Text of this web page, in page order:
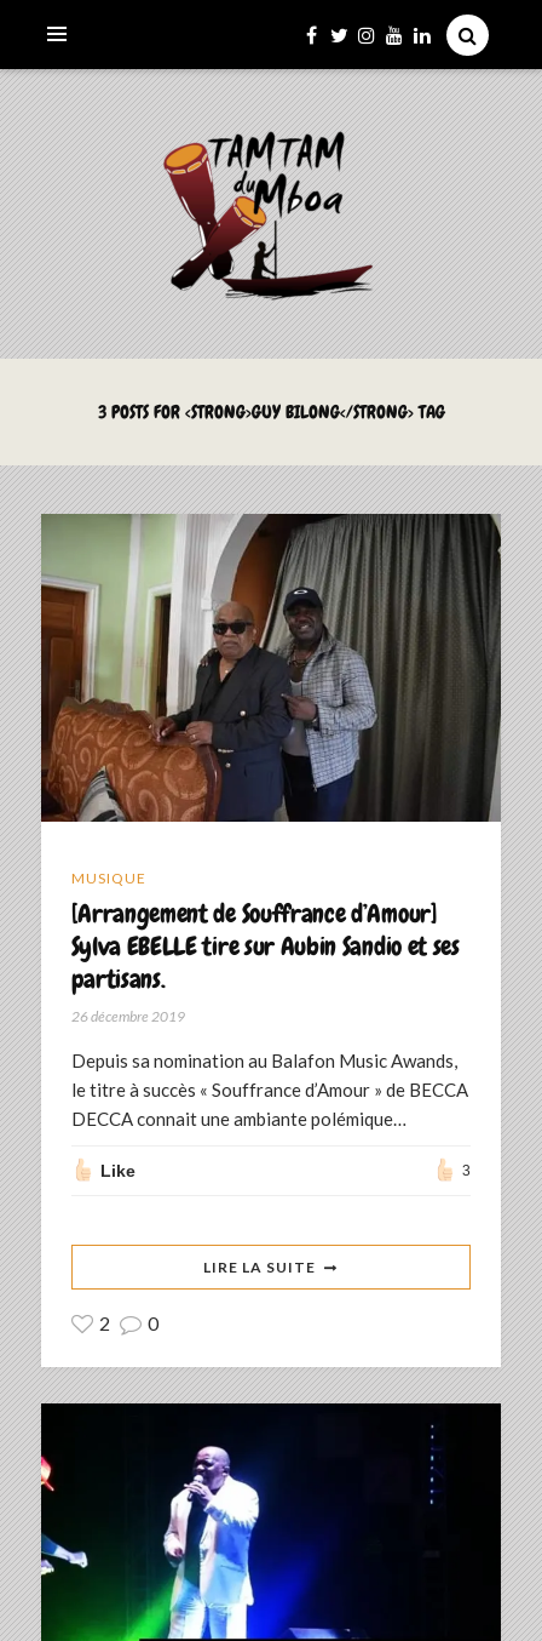
LE TAMTAM DU MBOA
La Culture du Mboa Dévoilée !
3 POSTS FOR <STRONG>GUY BILONG</STRONG> TAG
MUSIQUE
[Arrangement de Souffrance d’Amour]
Sylva EBELLE tire sur Aubin Sandio et ses
partisans.
26 décembre 2019
Depuis sa nomination au Balafon Music Awands,
le titre à succès « Souffrance d’Amour » de BECCA
DECCA connait une ambiante polémique…
Like 3
LIRE LA SUITE
2 0